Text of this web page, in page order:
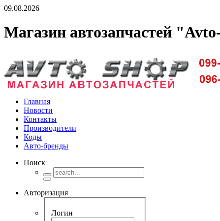
09.08.2026
Магазин автозапчастей
Доставка запчастей по Киеву и
Главная
Новости
Контакты
Производители
Коды
Авто-бренды
Поиск
Авторизация
Логин